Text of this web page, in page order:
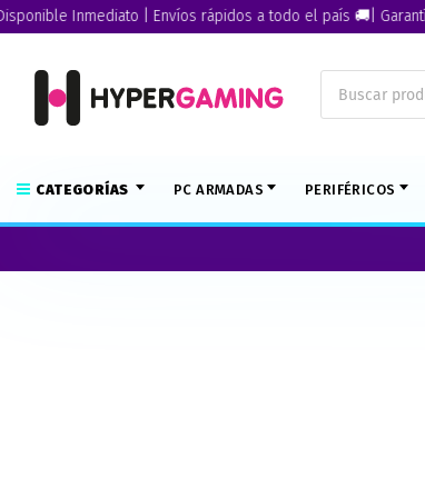
Inmediato | Envíos rápidos a todo el país 🚚| Garantías
CATEGORÍAS PC ARMADAS PERIFÉRICOS